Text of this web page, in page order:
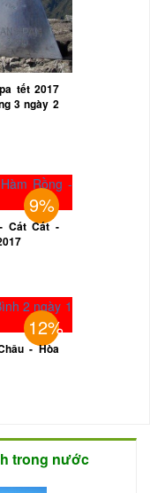
tết 2017
3 ngày 2
9%
Cát Cát -
12%
- Hòa
trong nước